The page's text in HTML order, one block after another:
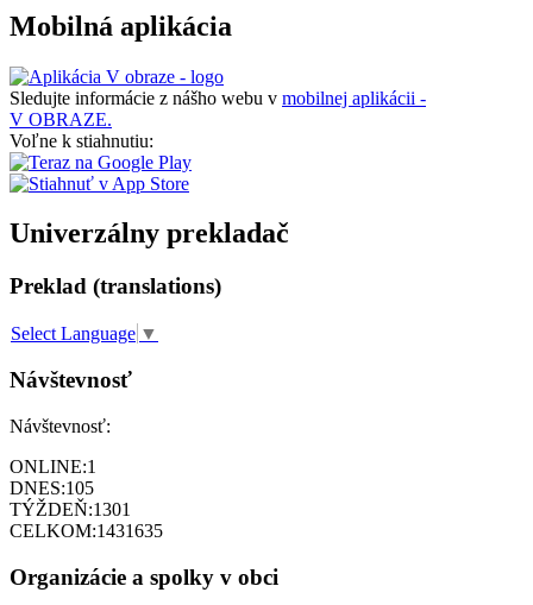
Mobilná aplikácia
Sledujte informácie z nášho webu v mobilnej aplikácii -
V OBRAZE.
Voľne k stiahnutiu:
Univerzálny prekladač
Preklad (translations)
Select Language ▼
Návštevnosť
Návštevnosť:
ONLINE:1
DNES:105
TÝŽDEŇ:1301
CELKOM:1431635
Organizácie a spolky v obci